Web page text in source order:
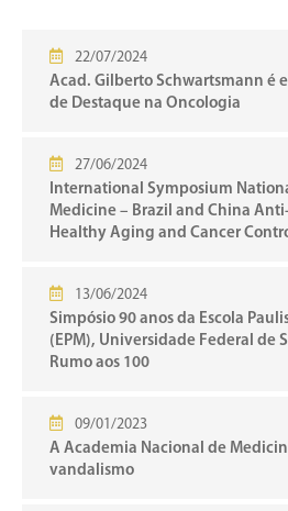
22/07/2024
Acad. Gilberto Schwartsmann é
de Destaque na Oncologia
27/06/2024
International Symposium
Medicine – Brazil and China
Healthy Aging and Cancer
13/06/2024
Simpósio 90 anos da Escola
(EPM), Universidade Federal de
Rumo aos 100
09/01/2023
A Academia Nacional de
vandalismo